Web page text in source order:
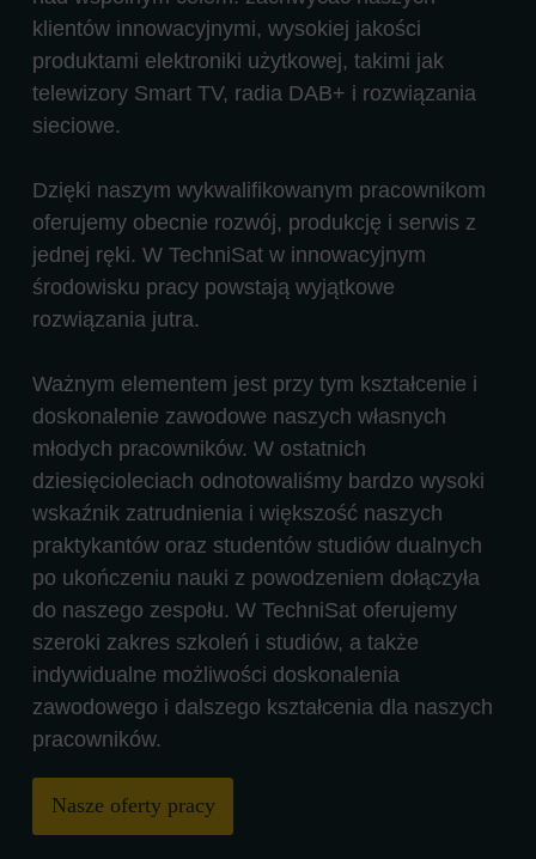
klientów innowacyjnymi, wysokiej jakości
produktami elektroniki użytkowej, takimi jak
telewizory Smart TV, radia DAB+ i rozwiązania
sieciowe.
Dzięki naszym wykwalifikowanym pracownikom
oferujemy obecnie rozwój, produkcję i serwis z
jednej ręki. W TechniSat w innowacyjnym
środowisku pracy powstają wyjątkowe
rozwiązania jutra.
Ważnym elementem jest przy tym kształcenie i
doskonalenie zawodowe naszych własnych
młodych pracowników. W ostatnich
dziesięcioleciach odnotowaliśmy bardzo wysoki
wskaźnik zatrudnienia i większość naszych
praktykantów oraz studentów studiów dualnych
po ukończeniu nauki z powodzeniem dołączyła
do naszego zespołu. W TechniSat oferujemy
szeroki zakres szkoleń i studiów, a także
indywidualne możliwości doskonalenia
zawodowego i dalszego kształcenia dla naszych
pracowników.
Nasze oferty pracy